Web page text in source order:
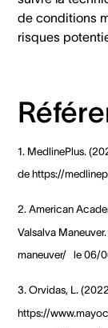
de conditions
risques
1. MedlinePlus.
de https://
2. American
Valsalva
maneuver/ le 06/
3. Orvidas, L.
https://